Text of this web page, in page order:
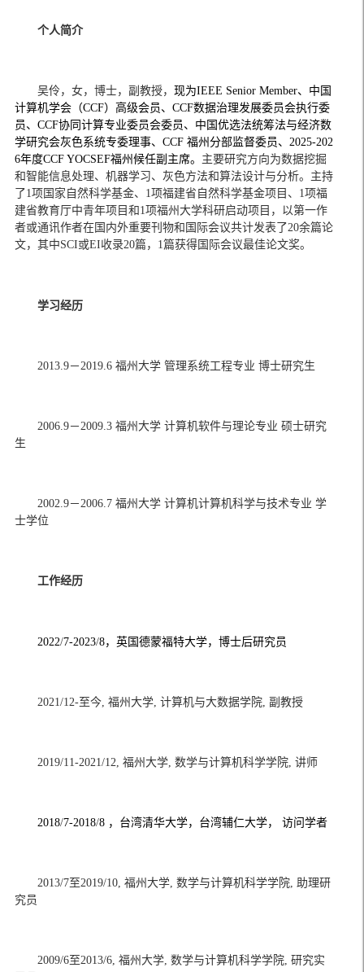
个人简介
吴伶，女，博士，副教授， 现为IEEE Senior Member、中国
计算机学会（CCF）高级会员、 CCF数据治理发展委员会执行委
员、 CCF协同计算专业委员会委员、中国优选法统筹法与经济数
学研究会灰色系统专委理事、 CCF 福州分部监督委员、 2025-202
6年度CCF YOCSEF福州候任副主席。 主要研究方向为数据挖掘
和智能信息处理、机器学习、灰色方法和算法设计与分析。主持
了1项国家自然科学基金、 1项福建省自然科学基金项目、 1项福
建省教育厅中青年项目和 1项福州大学科研启动项目，以第一作
者或通讯作者在国内外重要刊物和国际会议共计发表了20余篇论
文，其中SCI或EI收录20篇， 1篇获得国际会议最佳论文奖。
学习经历
2013.9－ 2019.6 福州大学 管理系统工程专业 博士研究生
2006.9－ 2009.3 福州大学 计算机软件与理论专业 硕士研究
生
2002.9－2006.7 福州大学 计算机计算机科学与技术专业 学
士学位
工作经历
2022/7-2023/8，英国德蒙福特大学，博士后研究员
2021/12-至今, 福州大学, 计算机与大数据学院, 副教授
2019/11-2021/12, 福州大学, 数学与计算机科学学院, 讲师
2018/7-2018/8 ，台湾清华大学，台湾辅仁大学， 访问学者
2013/7至2019/10, 福州大学, 数学与计算机科学学院, 助理研
究员
2009/6至2013/6, 福州大学, 数学与计算机科学学院, 研究实